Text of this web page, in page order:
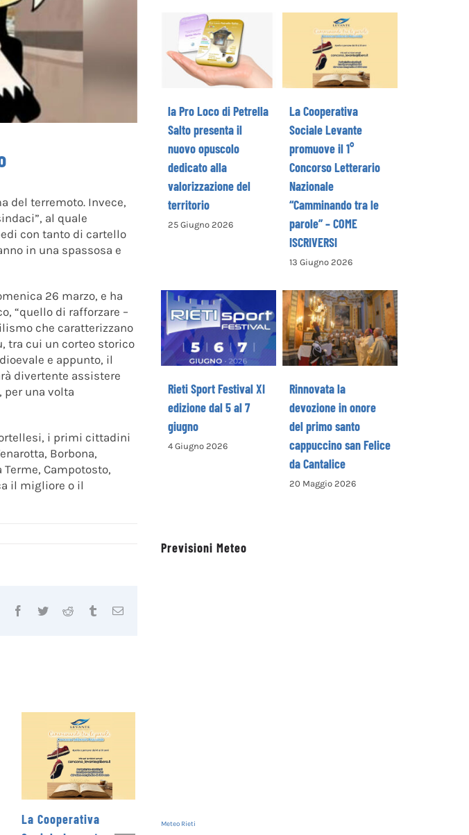
del terremoto. Invece,
al quale
con tanto di cartello
in una spassosa e
26 marzo, e ha
“quello di rafforzare –
che caratterizzano
tra cui un corteo storico
e appunto, il
divertente assistere
una volta
i primi cittadini
Borbona,
Campotosto,
il migliore o il
Facebook
TwitterReddit TumblrEmail
Rieti Sport Festival XI
Petrella Salto
presenta il
nuovo opuscolo
dedicato alla
valorizzazione
del territorio
la Pro Loco di Petrella
Salto presenta il
nuovo opuscolo
dedicato alla
valorizzazione del
territorio
25 Giugno 2026
promuove il 1°
Concorso
Letterario
Nazionale
“Camminando tra
le parole” –
COME ISCRIVERSI
La Cooperativa
Sociale Levante
promuove il 1°
Concorso Letterario
Nazionale
“Camminando tra le
parole” – COME
ISCRIVERSI
13 Giugno 2026
Rieti Sport
Festival XI
edizione dal 5 al
7 giugno
Rieti Sport Festival XI
edizione dal 5 al 7
giugno
4 Giugno 2026
devozione in
onore del primo
santo
cappuccino san
Felice da
Cantalice
Rinnovata la
devozione in onore
del primo santo
cappuccino san Felice
da Cantalice
20 Maggio 2026
Previsioni Meteo
Meteo Rieti